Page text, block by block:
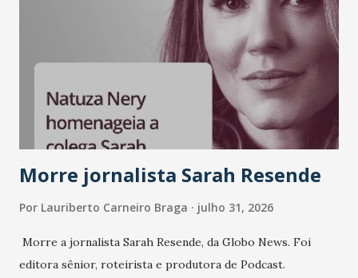
Morre jornalista Sarah Resende
Por Lauriberto Carneiro Braga julho 31, 2026
Morre a jornalista Sarah Resende, da Globo News. Foi
editora sênior, roteirista e produtora de Podcast.